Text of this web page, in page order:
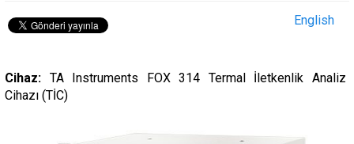
English
Cihaz: TA Instruments FOX 314 Termal İletkenlik Analiz
Cihazı (TİC)